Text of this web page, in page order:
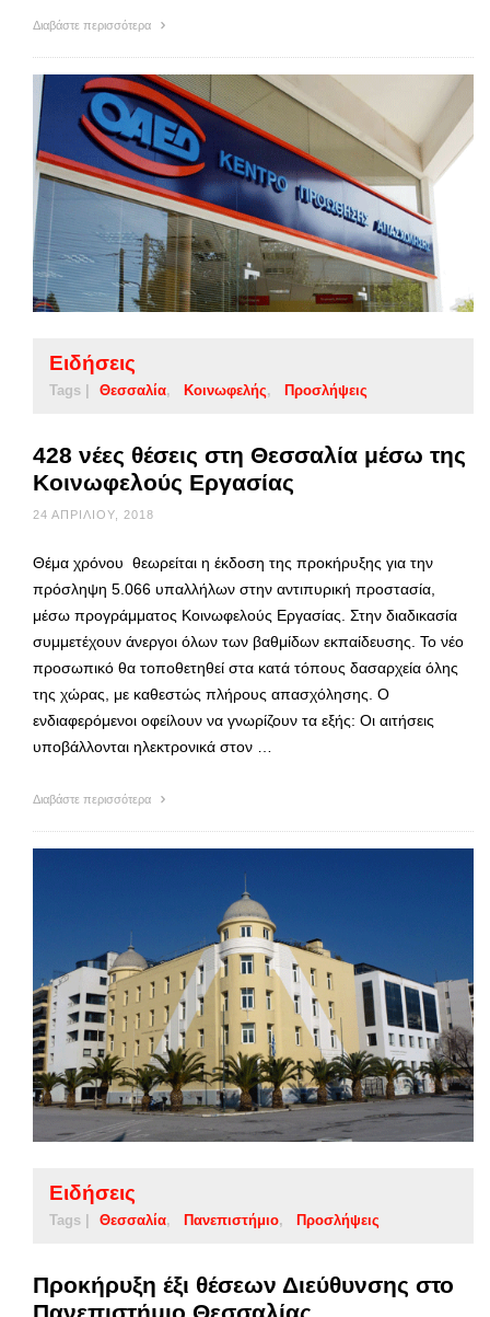
Διαβάστε περισσότερα
Ειδήσεις
Tags | Θεσσαλία Κοινωφελής Προσλήψεις
428 νέες θέσεις στη Θεσσαλία μέσω της
Κοινωφελούς Εργασίας
24 ΑΠΡΙΛΊΟΥ, 2018
Θέμα χρόνου θεωρείται η έκδοση της προκήρυξης για την
πρόσληψη 5.066 υπαλλήλων στην αντιπυρική προστασία,
μέσω προγράμματος Κοινωφελούς Εργασίας. Στην διαδικασία
συμμετέχουν άνεργοι όλων των βαθμίδων εκπαίδευσης. Το νέο
προσωπικό θα τοποθετηθεί στα κατά τόπους δασαρχεία όλης
της χώρας, με καθεστώς πλήρους απασχόλησης. Ο
ενδιαφερόμενοι οφείλουν να γνωρίζουν τα εξής: Οι αιτήσεις
υποβάλλονται ηλεκτρονικά στον …
Διαβάστε περισσότερα
Ειδήσεις
Tags | Θεσσαλία Πανεπιστήμιο Προσλήψεις
Προκήρυξη έξι θέσεων Διεύθυνσης στο